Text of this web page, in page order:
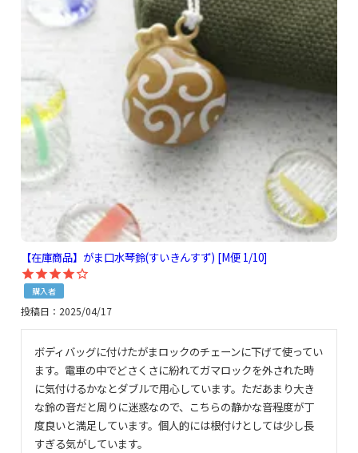
【在庫商品】がま口水琴鈴(すいきんすず) [M便 1/10]
購入者
投稿日 2025/04/17
ボディバッグに付けたがまロックのチェーンに下げて使ってい
ます。電車の中でどさくさに紛れてガマロックを外された時
に気付けるかなとダブルで用心しています。ただあまり大き
な鈴の音だと周りに迷惑なので、こちらの静かな音程度が丁
度良いと満足しています。個人的には根付けとしては少し長
すぎる気がしています。